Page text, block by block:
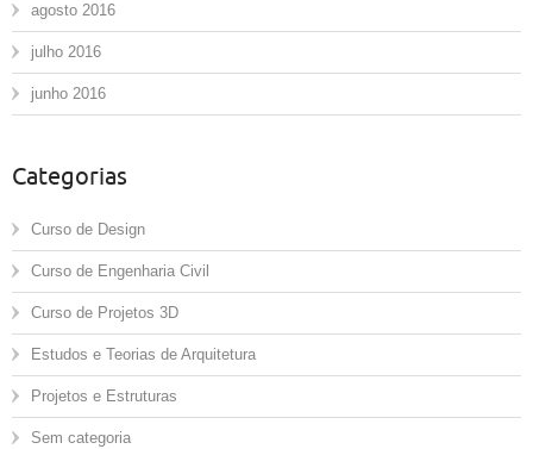
agosto 2016
julho 2016
junho 2016
Categorias
Curso de Design
Curso de Engenharia Civil
Curso de Projetos 3D
Estudos e Teorias de Arquitetura
Projetos e Estruturas
Sem categoria